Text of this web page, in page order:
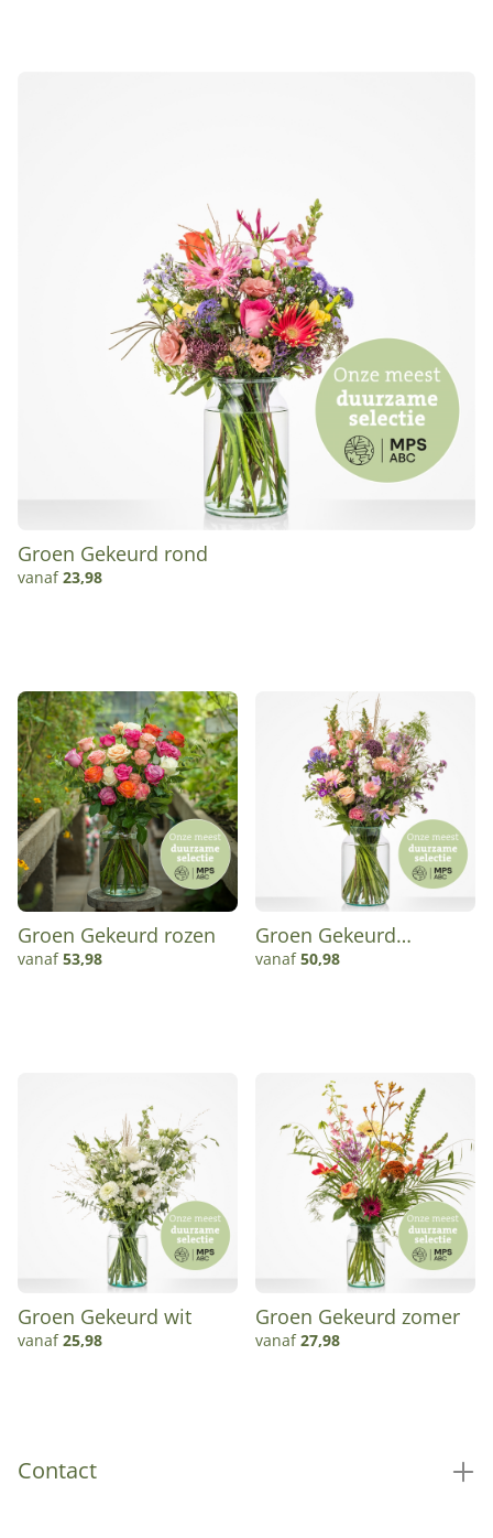
Groen Gekeurd rond
vanaf23,98
Groen Gekeurd rozen
vanaf53,98
Groen Gekeurd
sympathie boeket
vanaf50,98
Groen Gekeurd wit
vanaf25,98
Groen Gekeurd zomer
vanaf27,98
Contact